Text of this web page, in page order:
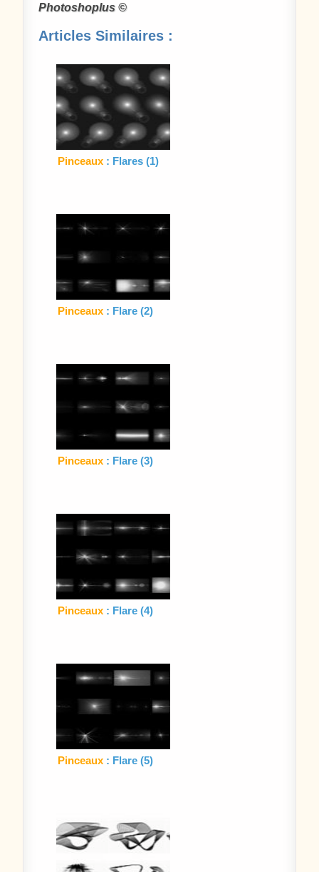
Photoshoplus ©
Articles Similaires :
Pinceaux : Flares (1)
Pinceaux : Flare (2)
Pinceaux : Flare (3)
Pinceaux : Flare (4)
Pinceaux : Flare (5)